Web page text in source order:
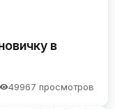
в
49967 просмотров